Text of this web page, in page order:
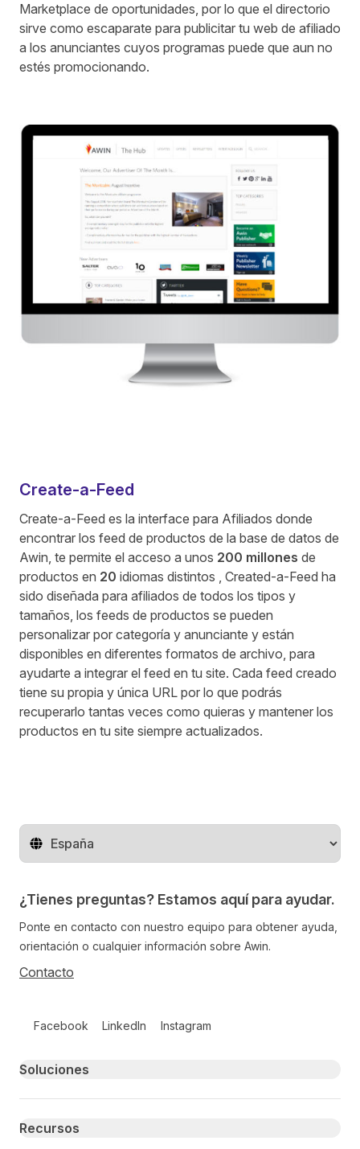
Marketplace de oportunidades, por lo que el directorio
sirve como escaparate para publicitar tu web de afiliado
a los anunciantes cuyos programas puede que aun no
estés promocionando.
Create-a-Feed
Create-a-Feed es la interface para Afiliados donde
encontrar los feed de productos de la base de datos de
Awin, te permite el acceso a unos 200 millones de
productos en 20 idiomas distintos , Created-a-Feed ha
sido diseñada para afiliados de todos los tipos y
tamaños, los feeds de productos se pueden
personalizar por categoría y anunciante y están
disponibles en diferentes formatos de archivo, para
ayudarte a integrar el feed en tu site. Cada feed creado
tiene su propia y única URL por lo que podrás
recuperarlo tantas veces como quieras y mantener los
productos en tu site siempre actualizados.
Cambiar de región
¿Tienes preguntas? Estamos aquí para ayudar.
Ponte en contacto con nuestro equipo para obtener ayuda,
orientación o cualquier información sobre Awin.
Contacto
Facebook LinkedIn Instagram
Primary footer navigation
Soluciones
Recursos